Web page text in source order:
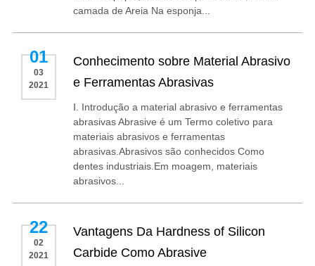
camada de Areia Na esponja...
01
03
2021
Conhecimento sobre Material Abrasivo
e Ferramentas Abrasivas
Ⅰ. Introdução a material abrasivo e ferramentas
abrasivas Abrasive é um Termo coletivo para
materiais abrasivos e ferramentas
abrasivas.Abrasivos são conhecidos Como
dentes industriais.Em moagem, materiais
abrasivos...
22
02
2021
Vantagens Da Hardness of Silicon
Carbide Como Abrasive